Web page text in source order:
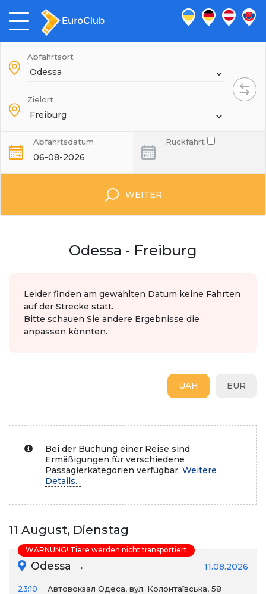
Abfahrtsort
Zielort
Abfahrtsdatum Rückfahrt
WEITER
Odessa - Freiburg
Leider finden am gewählten Datum keine Fahrten
auf der Strecke statt.
Bitte schauen Sie andere Ergebnisse die
anpassen könnten.
EUR
UAH
Bei der Buchung einer Reise sind
Ermäßigungen für verschiedene
Passagierkategorien verfügbar. Weitere
Details...
11 August, Dienstag
Odessa → 11.08.2026
23:10
Автовокзал Одеса, вул. Колонтаївська, 58
WARNUNG! Tiere werden nicht transportiert